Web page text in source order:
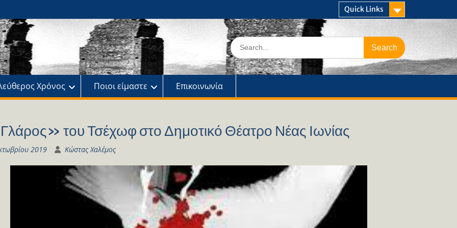
Quick Links
Search
for:
Χρόνος Ποιοι είμαστε Επικοινωνία
του Τσέχωφ στο Δημοτικό Θέατρο Νέας Ιωνίας
2019 Κώστας Χαλέμος